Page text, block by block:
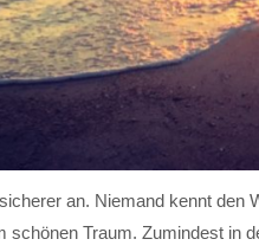
an. Niemand kennt
schönen Traum. Zumindest in